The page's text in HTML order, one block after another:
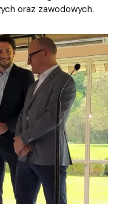
oraz zawodowych.